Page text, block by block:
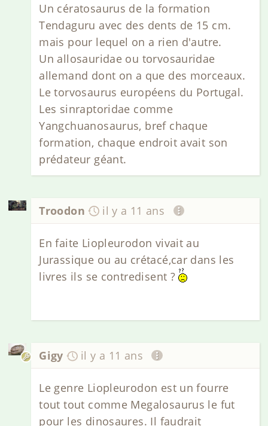
Un cératosaurus de la formation
Tendaguru avec des dents de 15 cm.
mais pour lequel on a rien d'autre.
Un allosauridae ou torvosauridae
allemand dont on a que des morceaux.
Le torvosaurus européens du Portugal.
Les sinraptoridae comme
Yangchuanosaurus, bref chaque
formation, chaque endroit avait son
prédateur géant.
Troodon il y a 11 ans
En faite Liopleurodon vivait au
Jurassique ou au crétacé,car dans les
livres ils se contredisent ?
Gigy il y a 11 ans
Le genre Liopleurodon est un fourre
tout tout comme Megalosaurus le fut
pour les dinosaures. Il faudrait